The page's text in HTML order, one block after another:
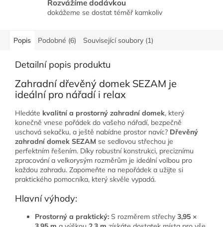
Rozvážíme dodávkou
dokážeme se dostat téměř kamkoliv
Popis Podobné (6) Související soubory (1)
Detailní popis produktu
Zahradní dřevěný domek SEZAM je
ideální pro nářadí i relax
Hledáte kvalitní a prostorný zahradní domek, který
konečně vnese pořádek do vašeho nářadí, bezpečně
uschová sekačku, a ještě nabídne prostor navíc? Dřevěný
zahradní domek SEZAM se sedlovou střechou je
perfektním řešením. Díky robustní konstrukci, preciznímu
zpracování a velkorysým rozměrům je ideální volbou pro
každou zahradu. Zapomeňte na nepořádek a užijte si
praktického pomocníka, který skvěle vypadá.
Hlavní výhody:
Prostorný a praktický: S rozměrem střechy 3,95 ×